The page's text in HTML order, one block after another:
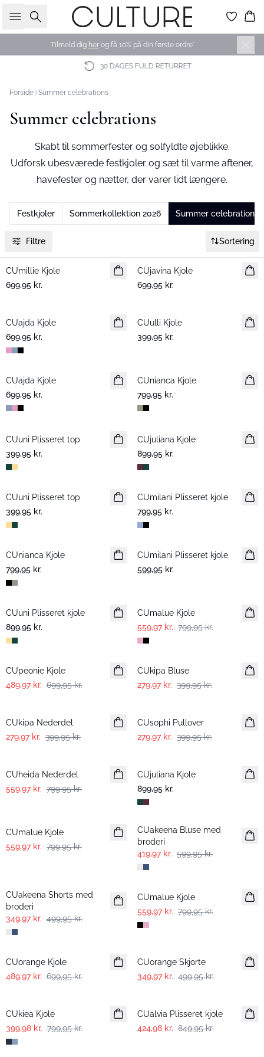
Søg
Tilmeld dig herog få 10% på din første ordre*
30 DAGES FULD RETURRET
Forside Summer celebrations
Summer celebrations
Skabt til sommerfester og solfyldte øjeblikke.
Udforsk ubesværede festkjoler og sæt til varme aftener,
havefester og nætter, der varer lidt længere.
Festkjoler Sommerkollektion 2026 Summer celebrations
Filtre Sortering
Nyhed
CUmillie Kjole
699,95 kr.
Nyhed
CUjavina Kjole
699,95 kr.
Nyhed
CUajda Kjole
699,95 kr.
Nyhed
CUulli Kjole
399,95 kr.
Nyhed
CUajda Kjole
699,95 kr.
Nyhed
CUnianca Kjole
799,95 kr.
Nyhed
CUuni Plisseret top
399,95 kr.
Nyhed
CUjuliana Kjole
899,95 kr.
Nyhed
CUuni Plisseret top
399,95 kr.
Nyhed
CUmilani Plisseret kjole
799,95 kr.
Nyhed
CUnianca Kjole
799,95 kr.
Nyhed
CUmilani Plisseret kjole
599,95 kr.
Nyhed
CUuni Plisseret kjole
899,95 kr.
CUmalue Kjole
559,97 kr. 799,95 kr.
-30%
CUpeonie Kjole
489,97 kr. 699,95 kr.
-30%
CUkipa Bluse
279,97 kr. 399,95 kr.
CUkipa Nederdel
279,97 kr. 399,95 kr.
CUsophi Pullover
279,97 kr. 399,95 kr.
CUheida Nederdel
559,97 kr. 799,95 kr.
Nyhed
CUjuliana Kjole
899,95 kr.
CUmalue Kjole
559,97 kr. 799,95 kr.
-30%
CUakeena Bluse med
broderi
419,97 kr. 599,95 kr.
CUakeena Shorts med
broderi
349,97 kr. 499,95 kr.
-30%
CUmalue Kjole
559,97 kr. 799,95 kr.
-30%
CUorange Kjole
489,97 kr. 699,95 kr.
CUorange Skjorte
349,97 kr. 499,95 kr.
CUkiea Kjole
399,98 kr. 799,95 kr.
CUalvia Plisseret kjole
424,98 kr. 849,95 kr.
-30%